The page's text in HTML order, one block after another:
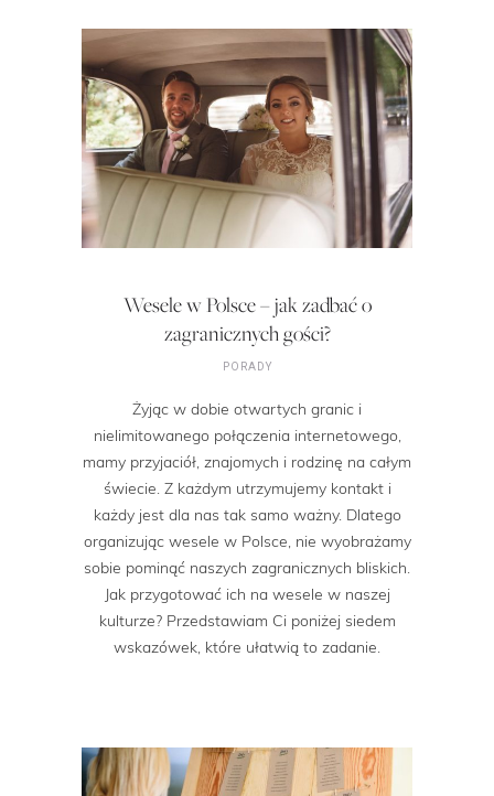
Wesele w Polsce – jak zadbać o
zagranicznych gości?
PORADY
Żyjąc w dobie otwartych granic i
nielimitowanego połączenia internetowego,
mamy przyjaciół, znajomych i rodzinę na całym
świecie. Z każdym utrzymujemy kontakt i
każdy jest dla nas tak samo ważny. Dlatego
organizując wesele w Polsce, nie wyobrażamy
sobie pominąć naszych zagranicznych bliskich.
Jak przygotować ich na wesele w naszej
kulturze? Przedstawiam Ci poniżej siedem
wskazówek, które ułatwią to zadanie.